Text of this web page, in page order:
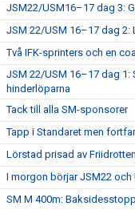
JSM22/USM16–17 dag 3:
JSM 22/USM 16–17 dag 2:
Två IFK-sprinters och en
JSM 22/USM 16–17 dag 1:
hinderlöparna
Tack till alla SM-sponsorer
Tapp i Standaret men
Lörstad prisad av
I morgon börjar JSM22 och
SM M 400m: